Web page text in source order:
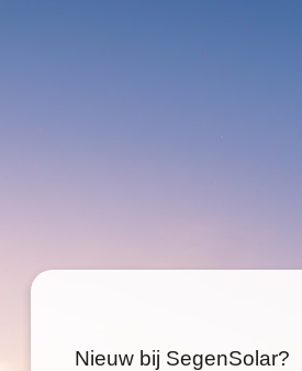
Nieuw bij SegenSolar?